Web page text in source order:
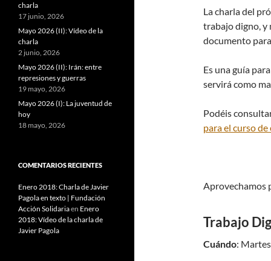
La charla del
trabajo digno, y
documento
Es una guía
servirá como
Podéis
para el curso de
Aprovechamos
Trabajo
Cuándo:
charla
17 junio, 2026
Mayo 2026 (II): Vídeo de la
charla
2 junio, 2026
Mayo 2026 (II): Irán: entre
represiones y guerras
19 mayo, 2026
Mayo 2026 (I): La juventud de
hoy
18 mayo, 2026
COMENTARIOS RECIENTES
Enero 2018: Charla de Javier
Pagola en texto | Fundación
Acción Solidariaen Enero
2018: Vídeo de la charla de
Javier Pagola